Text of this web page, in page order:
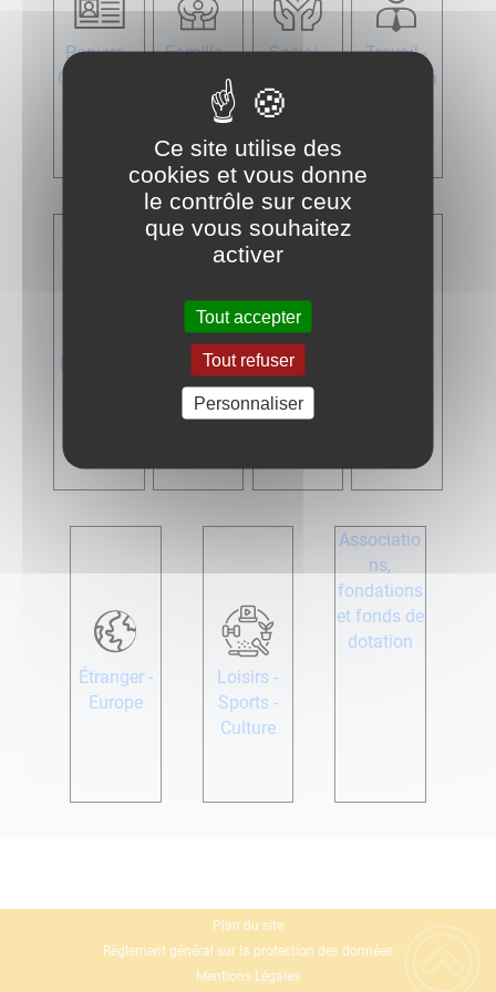
Papiers -
Citoyennet
Famille -
Scolarité
Social -
Travail -
Formation
Logement
Transports
- Mobilité
Argent -
Impôts -
Consomm
Étranger -
Europe
Loisirs -
Sports -
Culture
Associatio
ns,
fondations
et fonds de
dotation
Plan du site
Règlement général sur la protection des données
Mentions Légales
Ce site utilise des
cookies et vous donne
le contrôle sur ceux
que vous souhaitez
activer
Tout accepter
Tout refuser
Personnaliser